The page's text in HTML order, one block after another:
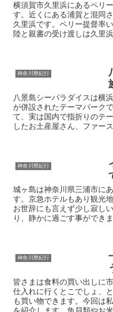
横須賀市久里浜にあるペリ
す。近くにある浦賀と混同
久里浜です。ペリー提督率
陸と親書の受け渡しは久里
神奈川県紀行
八景島シーパラダイスは横
が併設されたテーマパーク
て、実は国内で指折りのテ
したお土産屋さん、ファー
神奈川県紀行
城ヶ島は神奈川県三浦市に
す。京急ホテルもあり観光
お世辞にも言えず少し寂し
り、静かに過ごす事ができ
神奈川県紀行
皆さまは食料の買い出しに
仕入れに行くとこでしょ、
も買い物できます。今回は